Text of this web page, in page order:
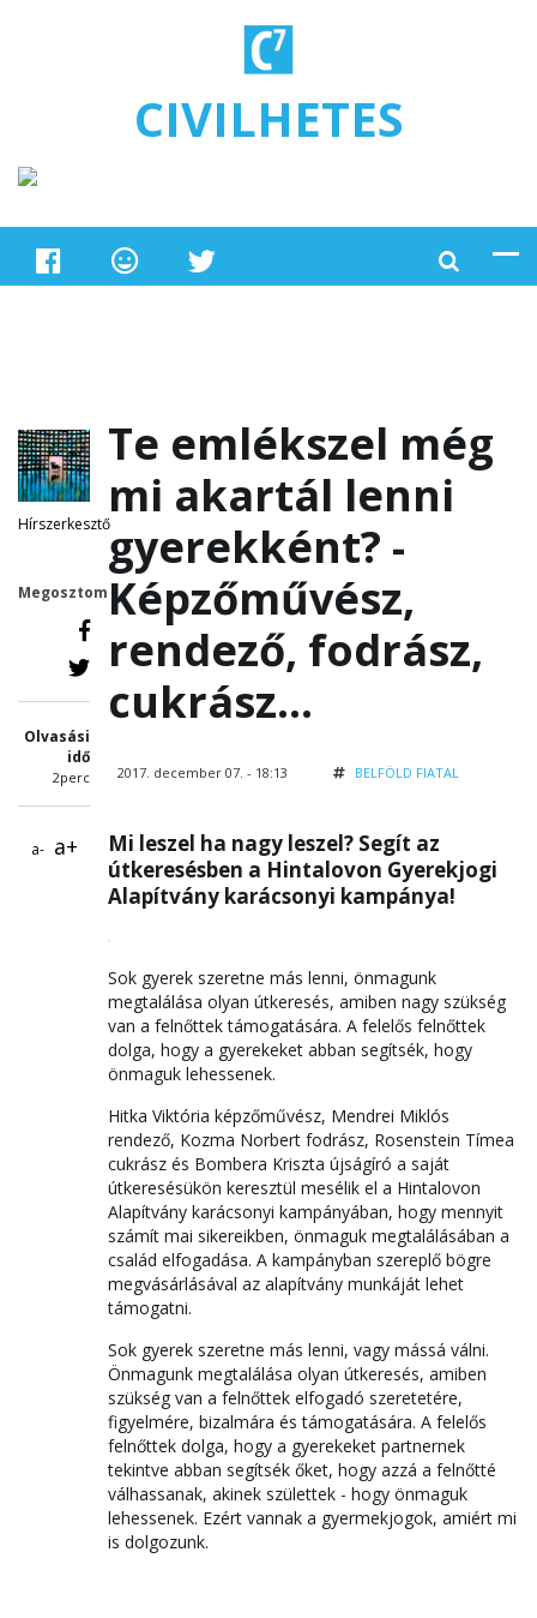
CIVILHETES
Hírszerkesztő
Megosztom
Olvasási
idő
2perc
a- a+
Te emlékszel még
mi akartál lenni
gyerekként? -
Képzőművész,
rendező, fodrász,
cukrász...
2017. december 07. - 18:13 BELFÖLD FIATAL
Mi leszel ha nagy leszel? Segít az
útkeresésben a Hintalovon Gyerekjogi
Alapítvány karácsonyi kampánya!
Sok gyerek szeretne más lenni, önmagunk
megtalálása olyan útkeresés, amiben nagy szükség
van a felnőttek támogatására. A felelős felnőttek
dolga, hogy a gyerekeket abban segítsék, hogy
önmaguk lehessenek.
Hitka Viktória képzőművész, Mendrei Miklós
rendező, Kozma Norbert fodrász, Rosenstein Tímea
cukrász és Bombera Kriszta újságíró a saját
útkeresésükön keresztül mesélik el a Hintalovon
Alapítvány karácsonyi kampányában, hogy mennyit
számít mai sikereikben, önmaguk megtalálásában a
család elfogadása. A kampányban szereplő bögre
megvásárlásával az alapítvány munkáját lehet
támogatni.
Sok gyerek szeretne más lenni, vagy mássá válni.
Önmagunk megtalálása olyan útkeresés, amiben
szükség van a felnőttek elfogadó szeretetére,
figyelmére, bizalmára és támogatására. A felelős
felnőttek dolga, hogy a gyerekeket partnernek
tekintve abban segítsék őket, hogy azzá a felnőtté
válhassanak, akinek születtek - hogy önmaguk
lehessenek. Ezért vannak a gyermekjogok, amiért mi
is dolgozunk.